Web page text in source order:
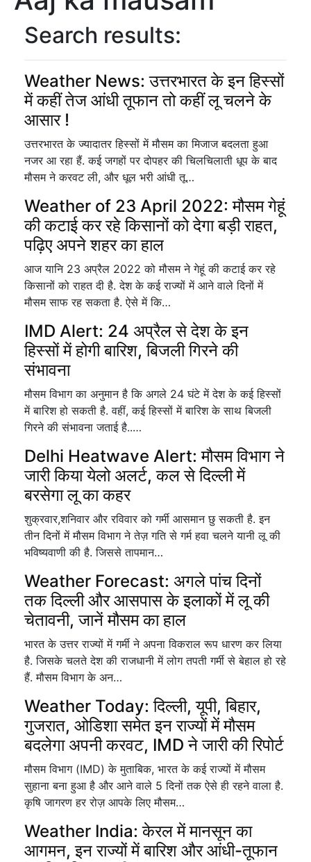
Search results:
Weather News: उत्तरभारत के इन हिस्सों
में कहीं तेज आंधी तूफान तो कहीं लू चलने के
आसार !
उत्तरभारत के ज्यादातर हिस्सों में मौसम का मिजाज बदलता हुआ
नजर आ रहा हैं. कई जगहों पर दोपहर की चिलचिलाती धूप के बाद
मौसम ने करवट ली, और धूल भरी आंधी तू…
Weather of 23 April 2022: मौसम गेहूं
की कटाई कर रहे किसानों को देगा बड़ी राहत,
पढ़िए अपने शहर का हाल
आज यानि 23 अप्रैल 2022 को मौसम ने गेहूं की कटाई कर रहे
किसानों को राहत दी है. देश के कई राज्यों में आने वाले दिनों में
मौसम साफ रह सकता है. ऐसे में कि…
IMD Alert: 24 अप्रैल से देश के इन
हिस्सों में होगी बारिश, बिजली गिरने की
संभावना
मौसम विभाग का अनुमान है कि अगले 24 घंटे में देश के कई हिस्सों
में बारिश हो सकती है. वहीं, कई हिस्सों में बारिश के साथ बिजली
गिरने की संभावना जताई है..…
Delhi Heatwave Alert: मौसम विभाग ने
जारी किया येलो अलर्ट, कल से दिल्ली में
बरसेगा लू का कहर
शुक्रवार,शनिवार और रविवार को गर्मी आसमान छु सकती है. इन
तीन दिनों में मौसम विभाग ने तेज़ गति से गर्म हवा चलने यानी लू की
भविष्यवाणी की है. जिससे तापमान…
Weather Forecast: अगले पांच दिनों
तक दिल्ली और आसपास के इलाकों में लू की
चेतावनी, जानें मौसम का हाल
भारत के उत्तर राज्यों में गर्मी ने अपना विकराल रूप धारण कर लिया
है. जिसके चलते देश की राजधानी में लोग तपती गर्मी से बेहाल हो रहे
हैं. मौसम विभाग के अन…
Weather Today: दिल्ली, यूपी, बिहार,
गुजरात, ओडिशा समेत इन राज्यों में मौसम
बदलेगा अपनी करवट, IMD ने जारी की रिपोर्ट
मौसम विभाग (IMD) के मुताबिक, भारत के कई राज्यों में मौसम
सुहाना बना हुआ है और आने वाले 5 दिनों तक ऐसे ही रहने वाला है.
कृषि जागरण हर रोज़ आपके लिए मौसम…
Weather India: केरल में मानसून का
आगमन, इन राज्यों में बारिश और आंधी-तूफान